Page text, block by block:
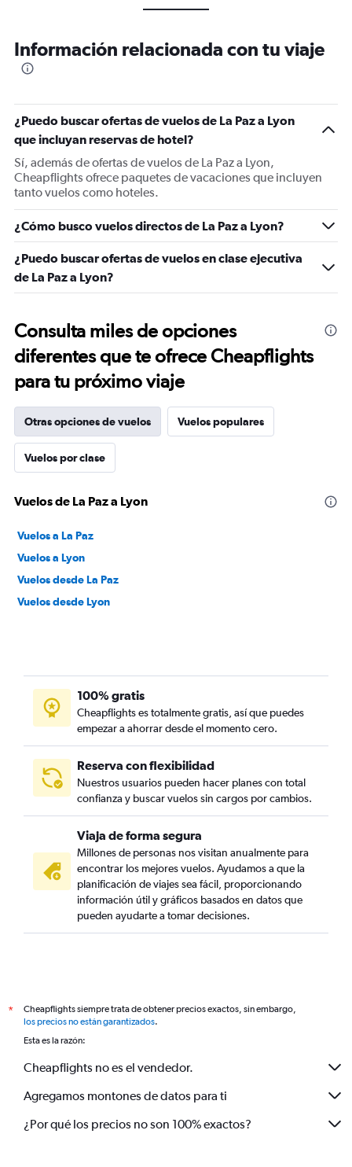
Información relacionada con tu viaje
¿Puedo buscar ofertas de vuelos de La Paz a Lyon
que incluyan reservas de hotel?
Sí, además de ofertas de vuelos de La Paz a Lyon,
Cheapflights ofrece paquetes de vacaciones que incluyen
tanto vuelos como hoteles.
¿Cómo busco vuelos directos de La Paz a Lyon?
¿Puedo buscar ofertas de vuelos en clase ejecutiva
de La Paz a Lyon?
Consulta miles de opciones
diferentes que te ofrece Cheapflights
para tu próximo viaje
Otras opciones de vuelos Vuelos populares
Vuelos por clase
Vuelos de La Paz a Lyon
Vuelos a La Paz
Vuelos a Lyon
Vuelos desde La Paz
Vuelos desde Lyon
100% gratis
Cheapflights es totalmente gratis, así que puedes
empezar a ahorrar desde el momento cero.
Reserva con flexibilidad
Nuestros usuarios pueden hacer planes con total
confianza y buscar vuelos sin cargos por cambios.
Viaja de forma segura
Millones de personas nos visitan anualmente para
encontrar los mejores vuelos. Ayudamos a que la
planificación de viajes sea fácil, proporcionando
información útil y gráficos basados en datos que
pueden ayudarte a tomar decisiones.
*
Cheapflights siempre trata de obtener precios exactos, sin embargo,
los precios no están garantizados.
Esta es la razón:
Cheapflights no es el vendedor.
Agregamos montones de datos para ti
¿Por qué los precios no son 100% exactos?